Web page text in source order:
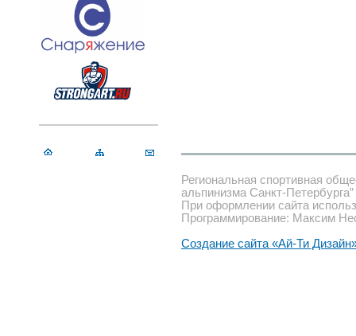
Региональная спортивная
альпинизма Санкт-Петербурга”
При оформлении сайта
Программирование: Максим
Создание сайта «Ай-Ти